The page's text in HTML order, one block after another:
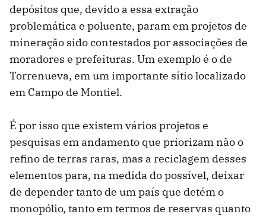
depósitos que, devido a essa extração
problemática e poluente, param em projetos de
mineração sido contestados por associações de
moradores e prefeituras. Um exemplo é o de
Torrenueva, em um importante sítio localizado
em Campo de Montiel.
É por isso que existem vários projetos e
pesquisas em andamento que priorizam não o
refino de terras raras, mas a reciclagem desses
elementos para, na medida do possível, deixar
de depender tanto de um país que detém o
monopólio, tanto em termos de reservas quanto